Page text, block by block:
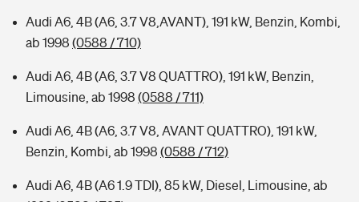
Audi A6, 4B (A6, 3.7 V8,AVANT), 191 kW, Benzin, Kombi,
ab 1998 (0588 / 710)
Audi A6, 4B (A6, 3.7 V8 QUATTRO), 191 kW, Benzin,
Limousine, ab 1998 (0588 / 711)
Audi A6, 4B (A6, 3.7 V8, AVANT QUATTRO), 191 kW,
Benzin, Kombi, ab 1998 (0588 / 712)
Audi A6, 4B (A6 1.9 TDI), 85 kW, Diesel, Limousine, ab